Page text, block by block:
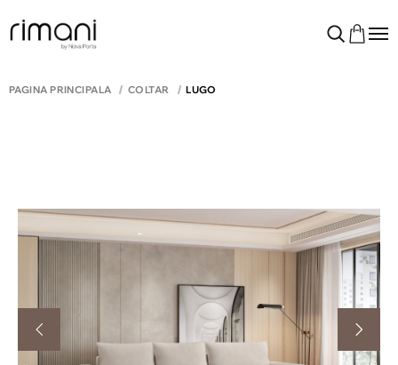
PAGINA PRINCIPALĂ COLTAR LUGO